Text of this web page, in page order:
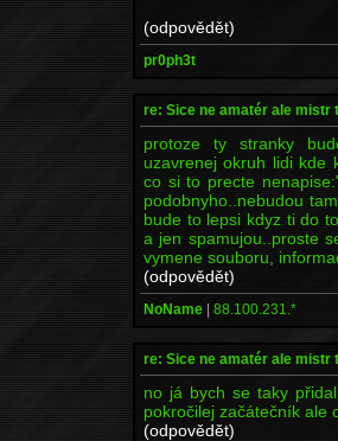
(odpovědět)
pr0ph3t
re: Sice ne amatér ale mistr
protoze ty stranky
uzavrenej okruh lidi kde
co si to precte
podobnyho..nebudou
bude to lepsi kdyz ti do
a jen spamujou..proste
vymene souboru,
(odpovědět)
NoName | 88.100.231.*
re: Sice ne amatér ale mistr
no já bych se taky
pokročilej začátečník ale
(odpovědět)